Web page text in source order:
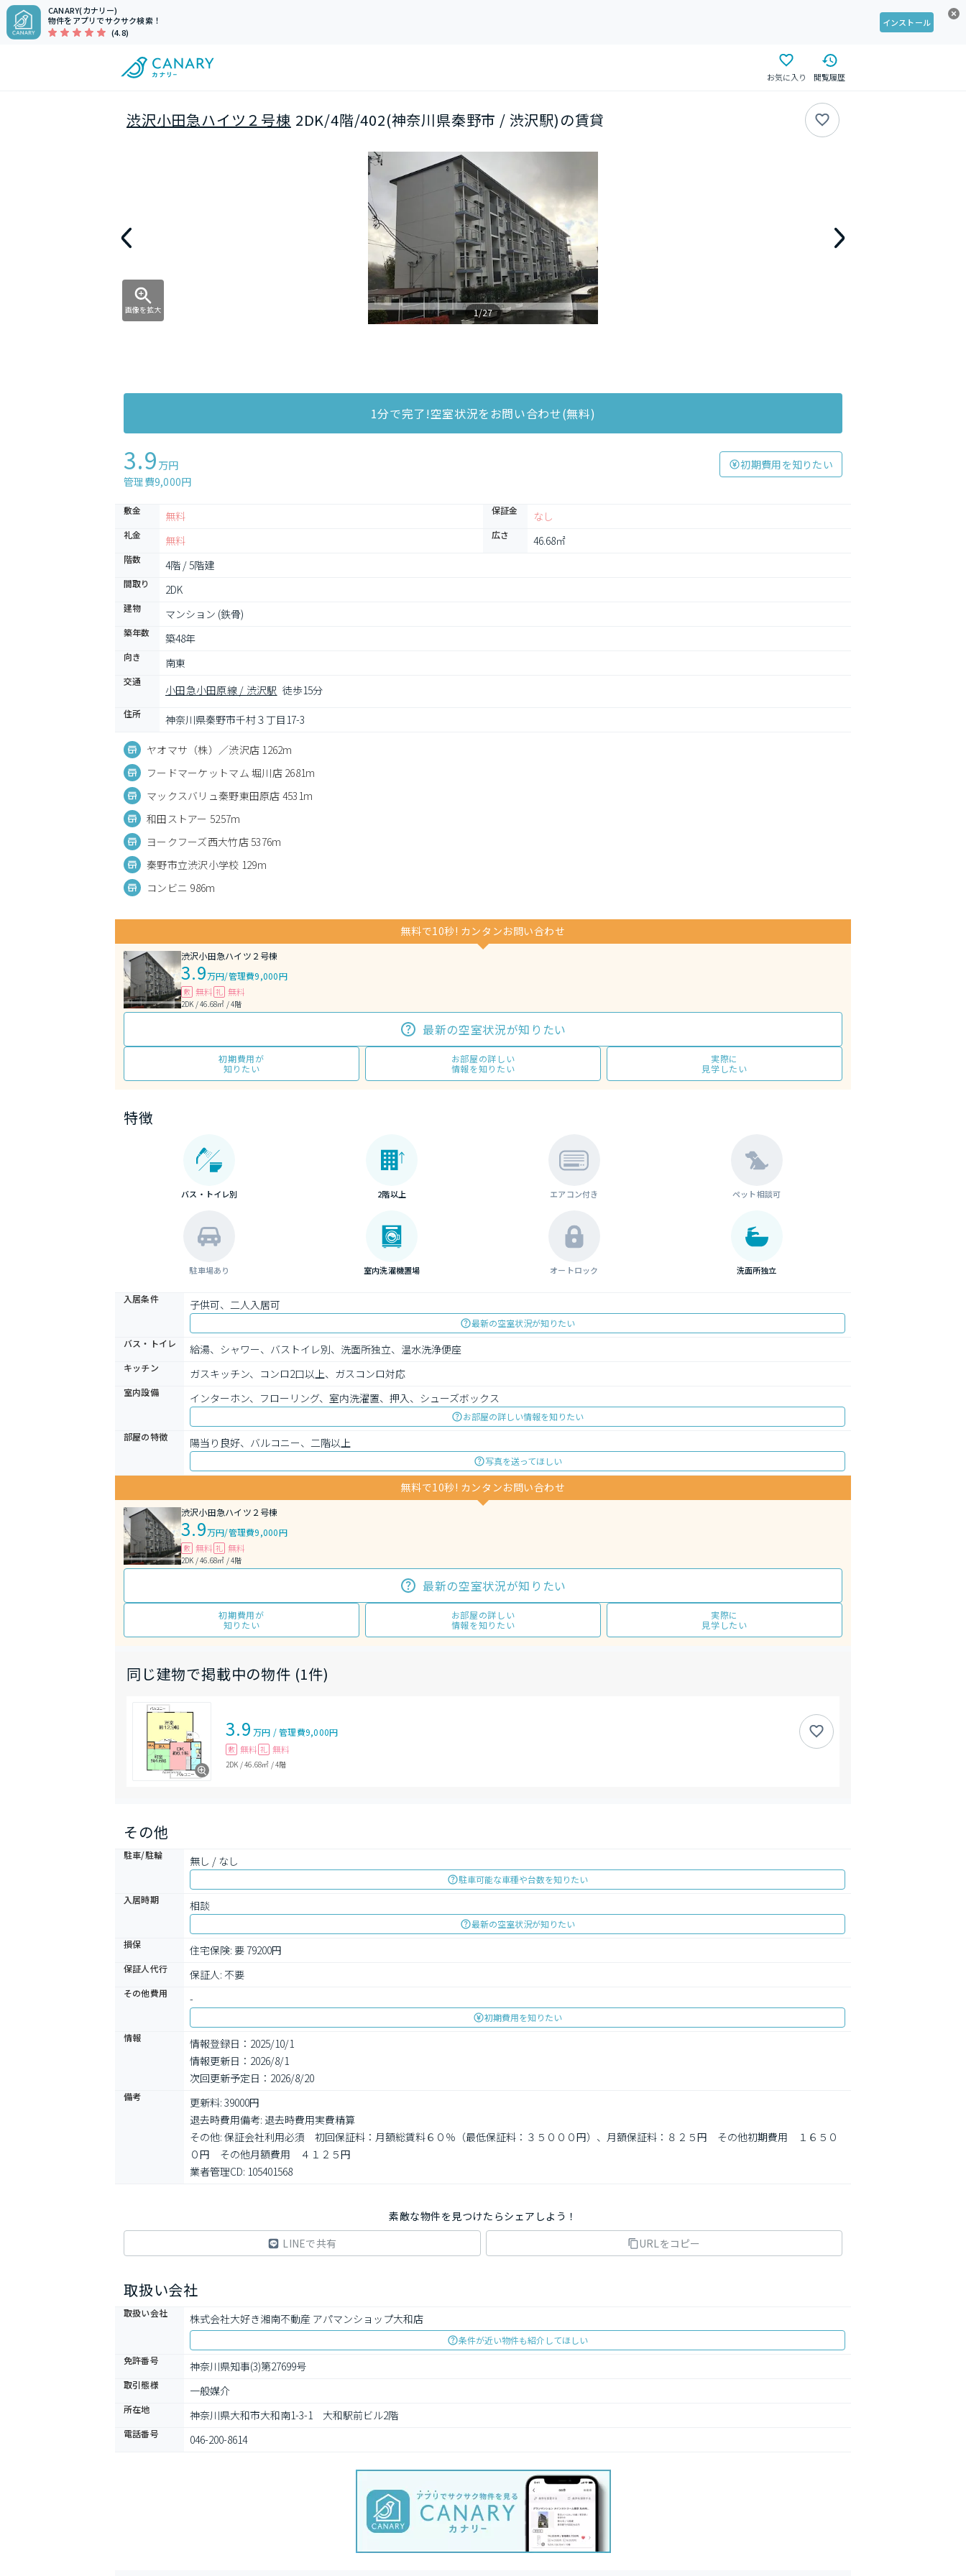
CANARY(カナリー)
物件をアプリでサクサク検索！
(4.8)
インストール
お気に入り 閲覧履歴
渋沢小田急ハイツ２号棟 2DK/4階/402(神奈川県秦野市 / 渋沢駅)の賃貸
画像を拡大 1/27
1分で完了!空室状況をお問い合わせ(無料)
3.9 万円
管理費9,000円
初期費用を知りたい
敷金 無料 保証金 なし
礼金 無料 広さ 46.68㎡
階数 4階 / 5階建
間取り 2DK
建物 マンション (鉄骨)
築年数 築48年
向き 南東
交通
小田急小田原線 / 渋沢駅 徒歩15分
住所 神奈川県秦野市千村３丁目17-3
ヤオマサ（株）／渋沢店 1262m
フードマーケットマム 堀川店 2681m
マックスバリュ秦野東田原店 4531m
和田ストアー 5257m
ヨークフーズ西大竹店 5376m
秦野市立渋沢小学校 129m
コンビニ 986m
無料で10秒! カンタンお問い合わせ
渋沢小田急ハイツ２号棟
3.9万円/管理費9,000円
敷 無料 礼 無料
2DK / 46.68㎡ / 4階
最新の空室状況が知りたい
初期費用が
知りたい
お部屋の詳しい
情報を知りたい
実際に
見学したい
特徴
バス・トイレ別 2階以上 エアコン付き ペット相談可
駐車場あり 室内洗濯機置場 オートロック 洗面所独立
入居条件 子供可、二人入居可
最新の空室状況が知りたい
バス・トイレ
給湯、シャワー、バストイレ別、洗面所独立、温水洗浄便座
キッチン ガスキッチン、コンロ2口以上、ガスコンロ対応
室内設備 インターホン、フローリング、室内洗濯置、押入、シューズボックス
お部屋の詳しい情報を知りたい
部屋の特徴
陽当り良好、バルコニー、二階以上
写真を送ってほしい
無料で10秒! カンタンお問い合わせ
渋沢小田急ハイツ２号棟
3.9万円/管理費9,000円
敷 無料 礼 無料
2DK / 46.68㎡ / 4階
最新の空室状況が知りたい
初期費用が
知りたい
お部屋の詳しい
情報を知りたい
実際に
見学したい
同じ建物で掲載中の物件 (1件)
3.9 万円 /管理費9,000円
敷 無料 礼 無料
2DK /46.68㎡ /4階
その他
駐車/駐輪 無し / なし
駐車可能な車種や台数を知りたい
入居時期
相談
最新の空室状況が知りたい
損保
住宅保険: 要 79200円
保証人代行 保証人: 不要
その他費用 -
初期費用を知りたい
情報
情報登録日：2025/10/1
情報更新日：2026/8/1
次回更新予定日：2026/8/20
備考
更新料: 39000円
退去時費用備考: 退去時費用実費精算
その他: 保証会社利用必須　初回保証料：月額総賃料６０％（最低保証料：３５０００円）、月額保証料：８２５円　その他初期費用　１６５０
０円　その他月額費用　４１２５円
業者管理CD: 105401568
素敵な物件を見つけたらシェアしよう！
LINEで共有
URLをコピー
取扱い会社
取扱い会社 株式会社大好き湘南不動産 アパマンショップ大和店
条件が近い物件も紹介してほしい
免許番号
神奈川県知事(3)第27699号
取引態様 一般媒介
所在地 神奈川県大和市大和南1-3-1　大和駅前ビル2階
電話番号 046-200-8614